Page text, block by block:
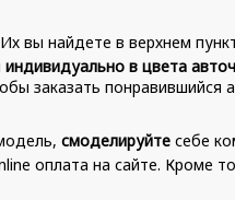
вы найдете в верхнем
индивидуально в цвета
заказать понравившийся
смоделируйте себе
оплата на сайте. Кроме